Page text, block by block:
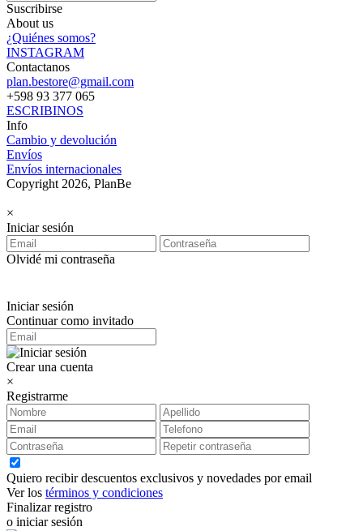
Suscribirse
About us
¿Quiénes somos?
INSTAGRAM
Contactanos
plan.bestore@gmail.com
+598 93 377 065
ESCRIBINOS
Info
Cambio y devolución
Envíos
Envíos internacionales
Copyright 2026, PlanBe
×
Iniciar sesión
Olvidé mi contraseña
Iniciar sesión
Continuar como invitado
Crear una cuenta
×
Registrarme
Quiero recibir descuentos exclusivos y novedades por email
Ver los términos y condiciones
Finalizar registro
o iniciar sesión